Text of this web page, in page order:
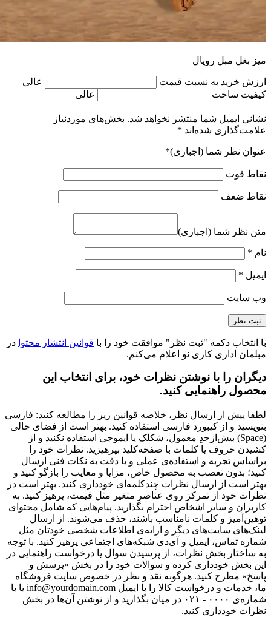
میز بغل مبل رویال
ارزش خرید به نسبت قیمت
عالی
کیفیت ساخت
عالی
نشانی ایمیل شما منتشر نخواهد شد. بخش‌های موردنیاز
علامت‌گذاری شده‌اند *
عنوان نظر شما (اجباری)*
نقاط قوت
نقاط ضعف
متن نظر شما (اجباری)
نام *
ایمیل *
وب‌ سایت
با انتخاب دکمه "ثبت نظر" موافقت خود را با قوانین انتشار محتوا در
مبلمان اداری کاری نو اعلام می‌کنم.
دیگران را با نوشتن نظرات خود، برای انتخاب این
محصول راهنمایی کنید.
لطفا پیش از ارسال نظر، خلاصه قوانین زیر را مطالعه کنید: فارسی
بنویسید و از کیبورد فارسی استفاده کنید. بهتر است از فضای خالی
(Space) بیش‌از‌حدِ معمول، شکلک یا ایموجی استفاده نکنید و از
کشیدن حروف یا کلمات با صفحه‌کلید بپرهیزید. نظرات خود را
براساس تجربه و استفاده‌ی عملی و با دقت به نکات فنی ارسال
کنید؛ بدون تعصب به محصول خاص، مزایا و معایب را بازگو کنید و
بهتر است از ارسال نظرات چندکلمه‌‌ای خودداری کنید. بهتر است در
نظرات خود از تمرکز روی عناصر متغیر مثل قیمت، پرهیز کنید. به
کاربران و سایر اشخاص احترام بگذارید. پیام‌هایی که شامل محتوای
توهین‌آمیز و کلمات نامناسب باشند، حذف می‌شوند. از ارسال
لینک‌های سایت‌های دیگر و ارایه‌ی اطلاعات شخصی خودتان مثل
شماره تماس، ایمیل و آی‌دی شبکه‌های اجتماعی پرهیز کنید. با توجه
به ساختار بخش نظرات، از پرسیدن سوال یا درخواست راهنمایی در
این بخش خودداری کرده و سوالات خود را در بخش «پرسش و
پاسخ» مطرح کنید. هرگونه نقد و نظر در خصوص سایت فروشگاه
ما، خدمات و درخواست کالا را با ایمیل info@yourdomain.com یا با
شماره‌ی ۰۰۰۰ - ۰۲۱ در میان بگذارید و از نوشتن آن‌ها در بخش
نظرات خودداری کنید.